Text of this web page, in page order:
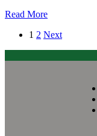
Read More
1 2 Next